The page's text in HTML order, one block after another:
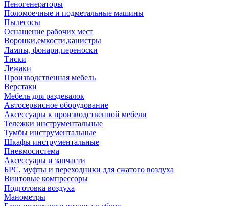
Пеногенераторы
Поломоечные и подметальные машины
Пылесосы
Оснащение рабочих мест
Воронки,емкости,канистры
Лампы, фонари,переноски
Тиски
Лежаки
Производственная мебель
Верстаки
Мебель для раздевалок
Автосервисное оборудование
Аксессуары к производственной мебели
Тележки инструментальные
Тумбы инструментальные
Шкафы инструментальные
Пневмосистема
Аксессуары и запчасти
БРС, муфты и переходники для сжатого воздуха
Винтовые компрессоры
Подготовка воздуха
Манометры